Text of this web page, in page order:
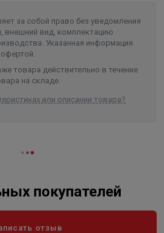
13.000
9.000
6.000
0.504
за собой право без уведомления
внешний вид, комплектацию
Указанная информация
офертой.
товара действительно в течение
на складе.
или описании товара?
покупателей
отзыв